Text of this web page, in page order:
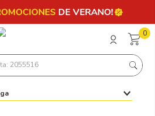
0
2055516
Términos más buscados